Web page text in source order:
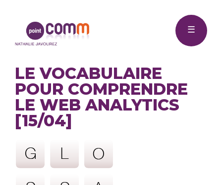
Point
☰
LE VOCABULAIRE
POUR COMPRENDRE
LE WEB ANALYTICS
[15/04]